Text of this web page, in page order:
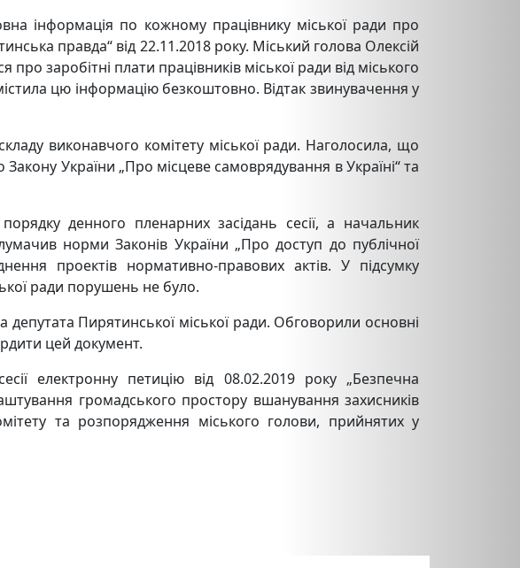
інформація по кожному працівнику міської ради про
правда“ від 22.11.2018 року. Міський голова Олексій
заробітні плати працівників міської ради від міського
цю інформацію безкоштовно. Відтак звинувачення у
виконавчого комітету міської ради. Наголосила, що
України „Про місцеве самоврядування в Україні“ та
денного пленарних засідань сесії, а начальник
норми Законів України „Про доступ до публічної
проектів нормативно-правових актів. У підсумку
ради порушень не було.
Пирятинської міської ради. Обговорили основні
цей документ.
електронну петицію від 08.02.2019 року „Безпечна
громадського простору вшанування захисників
та розпорядження міського голови, прийнятих у